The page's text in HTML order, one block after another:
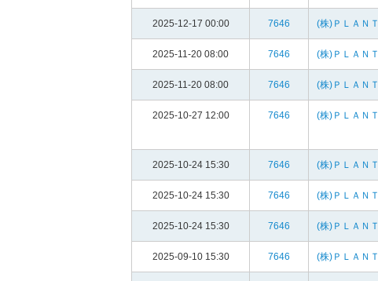
2025-12-17 00:00 7646 (株)ＰＬＡＮＴ
2025-11-20 08:00 7646 (株)ＰＬＡＮＴ
2025-11-20 08:00 7646 (株)ＰＬＡＮＴ
2025-10-27 12:00 7646 (株)ＰＬＡＮＴ
2025-10-24 15:30 7646 (株)ＰＬＡＮＴ
2025-10-24 15:30 7646 (株)ＰＬＡＮＴ
2025-10-24 15:30 7646 (株)ＰＬＡＮＴ
2025-09-10 15:30 7646 (株)ＰＬＡＮＴ